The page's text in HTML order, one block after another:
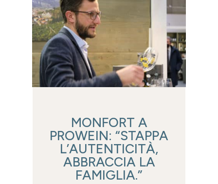
MONFORT A
PROWEIN: “STAPPA
L’AUTENTICITÀ,
ABBRACCIA LA
FAMIGLIA.”